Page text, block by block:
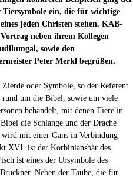
Tiersymbole ein, die für wichtige
jeden Christen stehen. KAB-
neben ihrem Kollegen
sowie den
Peter Merkl begrüßen.
oder Symbole, so der Referent
rund um die Bibel, sowie um viele
behandelt, mit denen Tiere in
die Schlange und der Drache
mit einer Gans in Verbindung
XVI. ist der Korbiniansbär des
ist eines der Ursymbole des
Neben der Taube, die für